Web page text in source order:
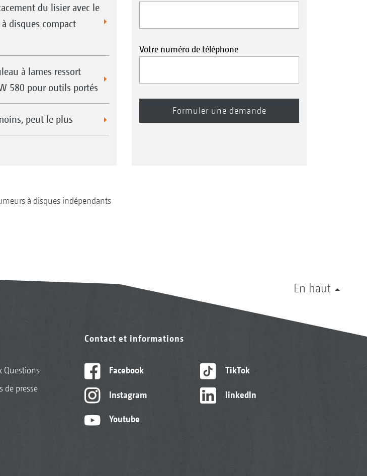
du lisier avec le
disques compact
à lames ressort
580 pour outils portés
peut le plus
Votre numéro de téléphone
à disques indépendants
En haut
Questions
de presse
Contact et informations
Facebook
Instagram
Youtube
TikTok
linkedIn